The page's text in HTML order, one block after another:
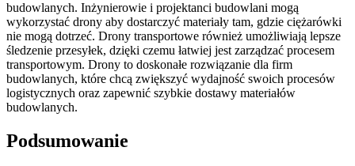
budowlanych. Inżynierowie i projektanci budowlani mogą
wykorzystać drony aby dostarczyć materiały tam, gdzie ciężarówki
nie mogą dotrzeć. Drony transportowe również umożliwiają lepsze
śledzenie przesyłek, dzięki czemu łatwiej jest zarządzać procesem
transportowym. Drony to doskonałe rozwiązanie dla firm
budowlanych, które chcą zwiększyć wydajność swoich procesów
logistycznych oraz zapewnić szybkie dostawy materiałów
budowlanych.
Podsumowanie